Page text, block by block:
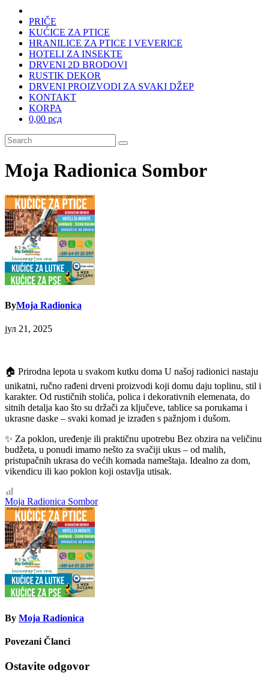
PRIČE
KUĆICE ZA PTICE
HRANILICE ZA PTICE I VEVERICE
HOTELI ZA INSEKTE
DRVENI 2D BRODOVI
RUSTIK DEKOR
DRVENI PROIZVODI ZA SVAKI DŽEP
KONTAKT
KORPA
0,00 рсд
Moja Radionica Sombor
ByMoja Radionica
јул 21, 2025
🏠 Prirodna lepota u svakom kutku doma U našoj radionici nastaju
unikatni, ručno rađeni drveni proizvodi koji domu daju toplinu, stil i
karakter. Od rustičnih stolića, polica i dekorativnih elemenata, do
sitnih detalja kao što su držači za ključeve, tablice sa porukama i
ukrasne daske – svaki komad je izrađen s pažnjom i dušom.
✨ Za poklon, uređenje ili praktičnu upotrebu Bez obzira na veličinu
budžeta, u ponudi imamo nešto za svačiji ukus – od malih,
pristupačnih ukrasa do većih komada nameštaja. Idealno za dom,
vikendicu ili kao poklon koji ostavlja utisak.
Кретање
чланка
Moja Radionica Sombor
By Moja Radionica
Povezani Članci
Ostavite odgovor